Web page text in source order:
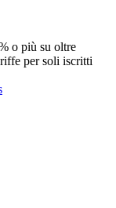
o più su oltre
per soli iscritti